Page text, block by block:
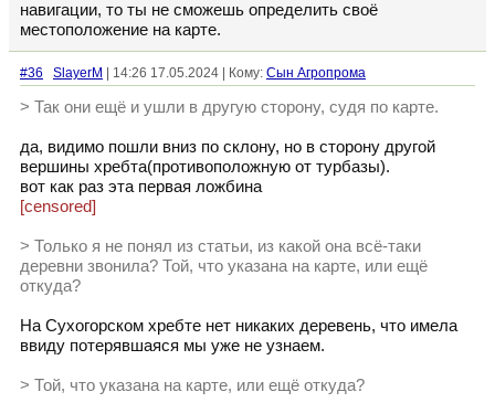
навигации, то ты не сможешь определить своё
местоположение на карте.
#36 SlayerM | 14:26 17.05.2024 | Кому: Сын Агропрома
> Так они ещё и ушли в другую сторону, судя по карте.
да, видимо пошли вниз по склону, но в сторону другой
вершины хребта(противоположную от турбазы).
вот как раз эта первая ложбина
[censored]
> Только я не понял из статьи, из какой она всё-таки
деревни звонила? Той, что указана на карте, или ещё
откуда?
На Сухогорском хребте нет никаких деревень, что имела
ввиду потерявшаяся мы уже не узнаем.
> Той, что указана на карте, или ещё откуда?